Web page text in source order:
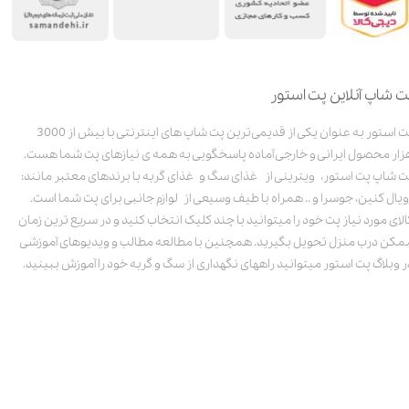
شاپ آنلاین پت استور
پت استور به عنوان یکی از قدیمی‌ترین پت شاپ های اینترنتی با بیش از 3000
محصول ایرانی و خارجی آماده پاسخگویی به همه ی نیازهای پت شما هست.
شاپ پت استور، ویترینی از غذای سگ و غذای گربه با برندهای معتبر مانند:
کنین، جوسرا و .. همراه با طیف وسیعی از لوازم جانبی برای پت شما است.
مورد نیاز پت خود را میتوانید با چند کلیک انتخاب کنید و در سریع ترین زمان
درب منزل تحویل بگیرید. همچنین با مطالعه مطالب و ویدیوهای آموزشی
وبلاگ پت استور میتوانید راههای نگهداری از سگ و گربه خود را آموزش ببینید.